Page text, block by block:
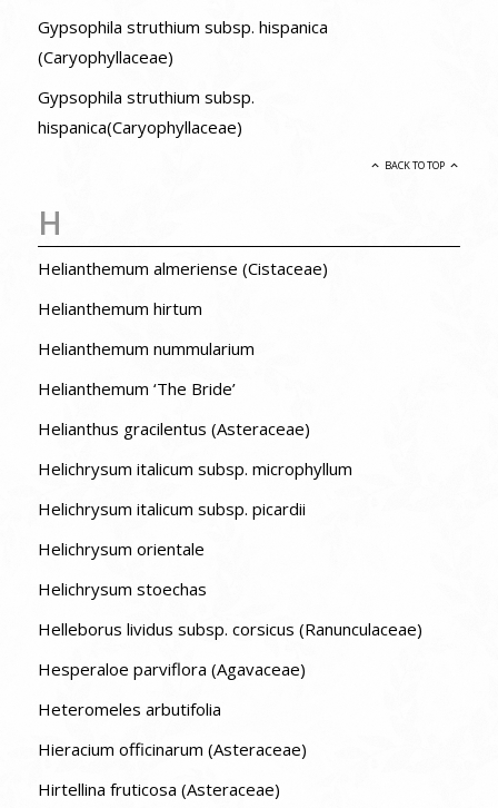
Gypsophila struthium subsp. hispanica
(Caryophyllaceae)
Gypsophila struthium subsp.
hispanica(Caryophyllaceae)
BACK TO TOP
H
Helianthemum almeriense (Cistaceae)
Helianthemum hirtum
Helianthemum nummularium
Helianthemum ‘The Bride’
Helianthus gracilentus (Asteraceae)
Helichrysum italicum subsp. microphyllum
Helichrysum italicum subsp. picardii
Helichrysum orientale
Helichrysum stoechas
Helleborus lividus subsp. corsicus (Ranunculaceae)
Hesperaloe parviflora (Agavaceae)
Heteromeles arbutifolia
Hieracium officinarum (Asteraceae)
Hirtellina fruticosa (Asteraceae)